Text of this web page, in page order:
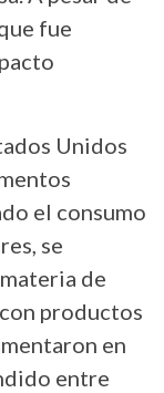
fue
Unidos
el consumo
se
de
productos
en
entre